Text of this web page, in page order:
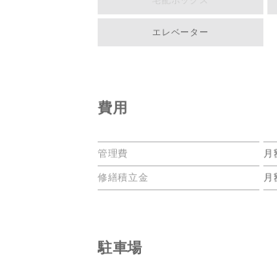
エレベーター
費用
管理費 月
修繕積立金 月
駐車場